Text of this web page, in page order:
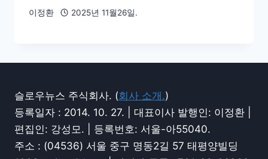
이정환 2025년 11월26일.
슬로우뉴스 주식회사. (회사 소개.)
등록일자 : 2014. 10. 27. | 대표이사 발행인: 이정환 |
편집인: 강성모. | 등록번호: 서울-아55040.
주소 : (04536) 서울 중구 명동2길 57 태평양빌딩